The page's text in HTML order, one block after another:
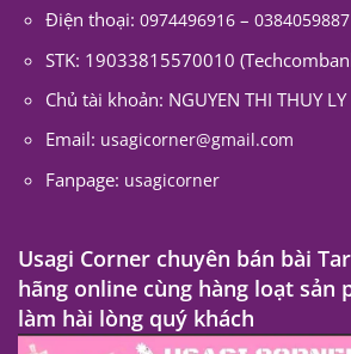
Điện thoại: 0974496916 – 0384059887
STK: 19033815570010
Chủ tài khoản: NGUYEN THI THUY LY
Email: usagicorner@gmail.com
Fanpage: usagicorner
Usagi Corner chuyên bán bài
hãng online cùng hàng loạt sản
làm hài lòng quý khách